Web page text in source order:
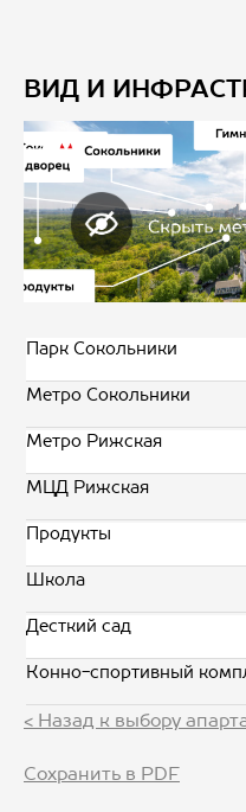
ВИД И
Парк Сокольники
Метро Сокольники
Метро Рижская
МЦД Рижская
Продукты
Школа
Десткий сад
Конно-спортивный
< Назад к выбору
Сохранить в PDF